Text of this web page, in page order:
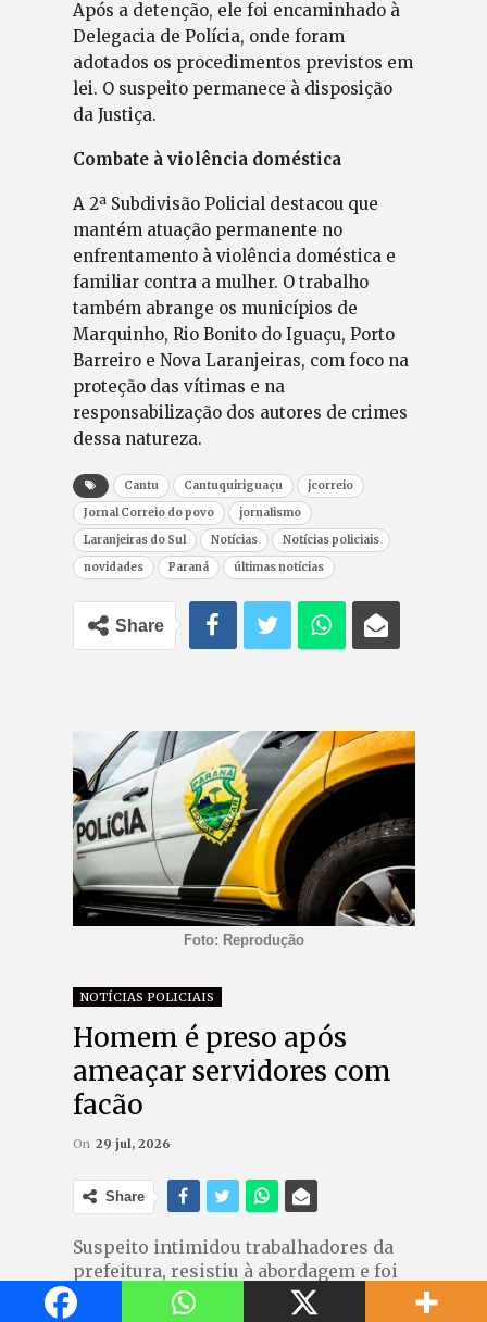
Após a detenção, ele foi encaminhado à
Delegacia de Polícia, onde foram
adotados os procedimentos previstos em
lei. O suspeito permanece à disposição
da Justiça.
Combate à violência doméstica
A 2ª Subdivisão Policial destacou que
mantém atuação permanente no
enfrentamento à violência doméstica e
familiar contra a mulher. O trabalho
também abrange os municípios de
Marquinho, Rio Bonito do Iguaçu, Porto
Barreiro e Nova Laranjeiras, com foco na
proteção das vítimas e na
responsabilização dos autores de crimes
dessa natureza.
Cantu Cantuquiriguaçu
jcorreio
Jornal Correio do povo
jornalismo
Laranjeiras do Sul
Notícias
Notícias policiais
novidades
Paraná últimas notícias
Share
Foto: Reprodução
NOTÍCIAS POLICIAIS
Homem é preso após
ameaçar servidores com
facão
On 29 jul, 2026
Share
Suspeito intimidou trabalhadores da
prefeitura, resistiu à abordagem e foi
levado à delegacia após atendimento